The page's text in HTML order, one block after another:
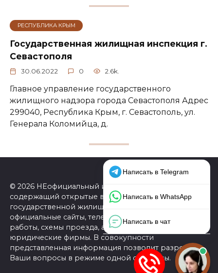
РЕСПУБЛИКА КРЫМ
Государственная жилищная инспекция г.
Севастополя
30.06.2022 0 2.6k.
Главное управление государственного
жилищного надзора города Севастополя Адрес
299040, Республика Крым, г. Севастополь, ул.
Генерала Коломийца, д.
© 2026 НЕофициальный информационный сайт,
содержащий открытые выверенные данные о
государственной жилищной инспекции (ГЖИ):
официальные сайты, телефоны, адреса, графики
работы, схемы проезда, а также ссылки на
юридические фирмы. В совокупности
представленная информация позволит разрешить
Ваши вопросы в режиме одной страницы.